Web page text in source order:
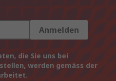
Anmelden
die Sie uns bei
werden gemäss der